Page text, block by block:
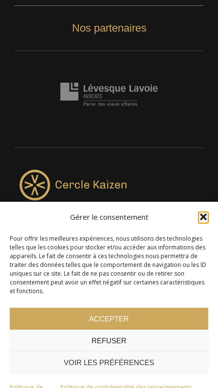
Gérer le consentement
Pour offrir les meilleures expériences, nous utilisons des technologies
telles que les cookies pour stocker et/ou accéder aux informations des
appareils. Le fait de consentir à ces technologies nous permettra de
traiter des données telles que le comportement de navigation ou les ID
uniques sur ce site. Le fait de ne pas consentir ou de retirer son
consentement peut avoir un effet négatif sur certaines caractéristiques
et fonctions.
ACCEPTER
REFUSER
VOIR LES PRÉFÉRENCES
Nos partenaires
4957, rue Lionel-Groulx, bureau 819, Saint-Augustin-de-
Desmaures QC G3A 0M7
© 2024 Cercle Kaizen. Tous droits réservés -